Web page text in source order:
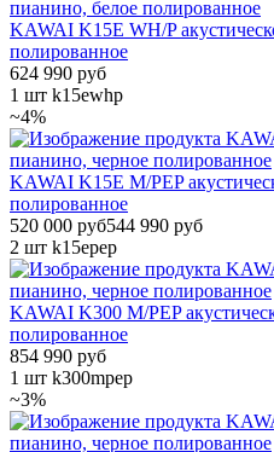
KAWAI K15E WH/P
полированное
624 990 руб
1 шт k15ewhp
~4%
KAWAI K15E M/PEP
полированное
520 000 руб544 990 руб
2 шт k15epep
KAWAI K300 M/PEP
полированное
854 990 руб
1 шт k300mpep
~3%